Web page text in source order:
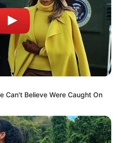
Can't Believe Were Caught On